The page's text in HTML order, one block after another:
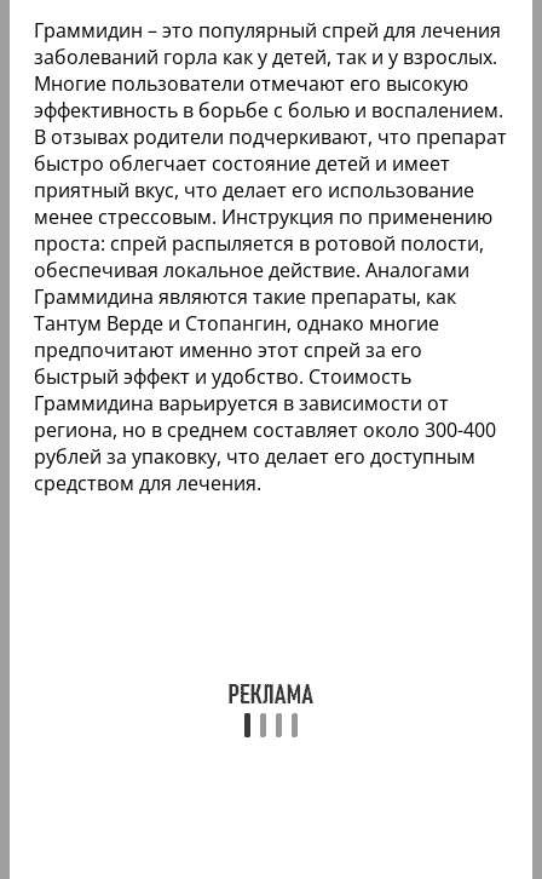
Граммидин – это популярный спрей для лечения
заболеваний горла как у детей, так и у взрослых.
Многие пользователи отмечают его высокую
эффективность в борьбе с болью и воспалением.
В отзывах родители подчеркивают, что препарат
быстро облегчает состояние детей и имеет
приятный вкус, что делает его использование
менее стрессовым. Инструкция по применению
проста: спрей распыляется в ротовой полости,
обеспечивая локальное действие. Аналогами
Граммидина являются такие препараты, как
Тантум Верде и Стопангин, однако многие
предпочитают именно этот спрей за его
быстрый эффект и удобство. Стоимость
Граммидина варьируется в зависимости от
региона, но в среднем составляет около 300-400
рублей за упаковку, что делает его доступным
средством для лечения.